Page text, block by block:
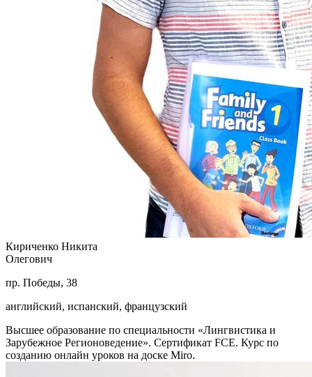
Кириченко Никита
Олегович
пр. Победы, 38
английский, испанский, французский
Высшее образование по специальности «Лингвистика и
Зарубежное Регионоведение». Сертификат FCE. Курс по
созданию онлайн уроков на доске Miro.